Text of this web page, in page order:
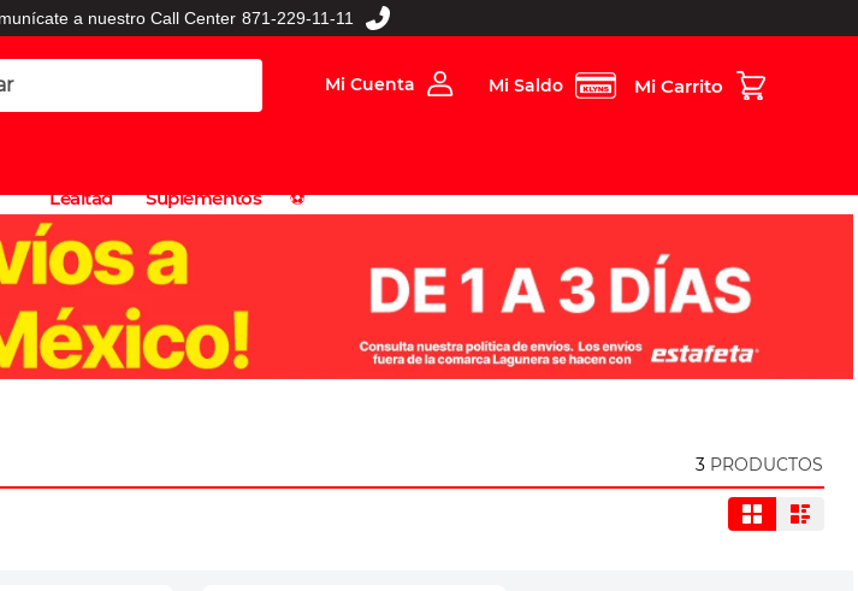
a nuestro Call Center 871-229-11-11
Mi Cuenta Mi Saldo
Lealtad
Suplementos
⚽️
3 PRODUCTOS